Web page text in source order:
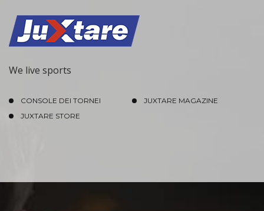
We live sports
CONSOLE DEI TORNEI
JUXTARE MAGAZINE
JUXTARE STORE